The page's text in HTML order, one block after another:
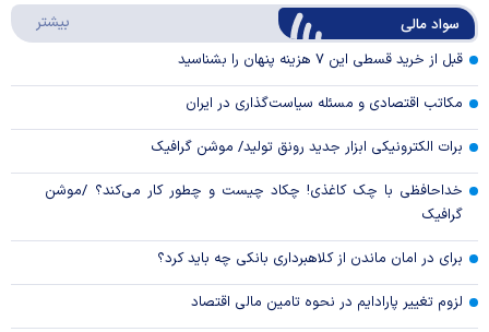
Video
سواد مالی بیشتر
قبل از خرید قسطی این ۷ هزینه پنهان را بشناسید
مکاتب اقتصادی و مسئله سیاست‌گذاری در ایران
برات الکترونیکی ابزار جدید رونق تولید/ موشن گرافیک
خداحافظی با چک کاغذی! چکاد چیست و چطور کار می‌کند؟ /موشن
گرافیک
برای در امان ماندن از کلاهبرداری بانکی چه باید کرد؟
لزوم تغییر پارادایم در نحوه تامین مالی اقتصاد